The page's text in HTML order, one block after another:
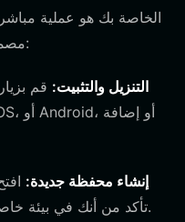
مصممة لكل من المبتدئين والمحترفين:
التنزيل والتثبيت: قم
إنشاء محفظة جديدة:
تأكد من أنك في بيئة خاصة حيث لا يمكن لأحد رؤية شاشتك.